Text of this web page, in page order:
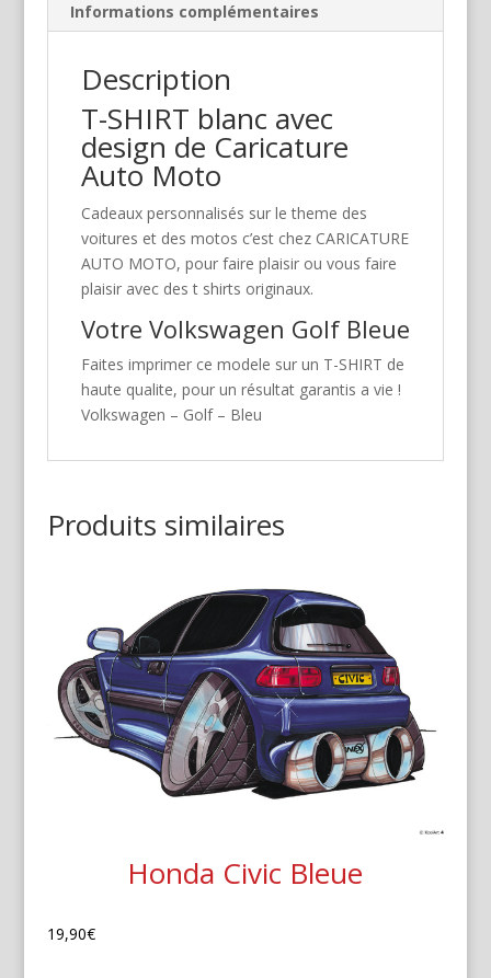
Informations complémentaires
Description
T-SHIRT blanc avec
design de Caricature
Auto Moto
Cadeaux personnalisés sur le theme des
voitures et des motos c’est chez CARICATURE
AUTO MOTO, pour faire plaisir ou vous faire
plaisir avec des t shirts originaux.
Votre Volkswagen Golf Bleue
Faites imprimer ce modele sur un T-SHIRT de
haute qualite, pour un résultat garantis a vie !
Volkswagen – Golf – Bleu
Produits similaires
Honda Civic Bleue
19,90€